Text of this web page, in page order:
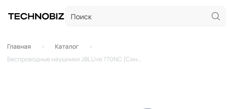
Главная
Каталог
Беспроводные наушники JBL Live 770NC (Синий)